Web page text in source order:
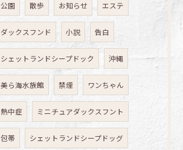
公園 散歩 お知らせ エステ
ダックスフンド 小説 告白
シェットランドシープドック 沖縄
美ら海水族館 禁煙 ワンちゃん
熱中症 ミニチュアダックスフント
包帯 シェットランドシープドッグ